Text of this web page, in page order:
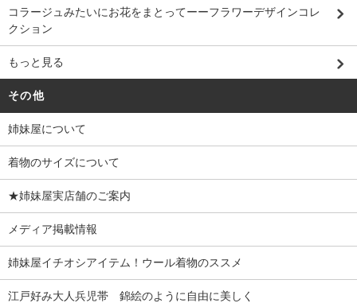
コラージュみたいにお花をまとってーーフラワーデザインコレ
クション
もっと見る
その他
姉妹屋について
着物のサイズについて
★姉妹屋実店舗のご案内
メディア掲載情報
姉妹屋イチオシアイテム！ウール着物のススメ
江戸好み大人兵児帯 錦絵のように自由に美しく